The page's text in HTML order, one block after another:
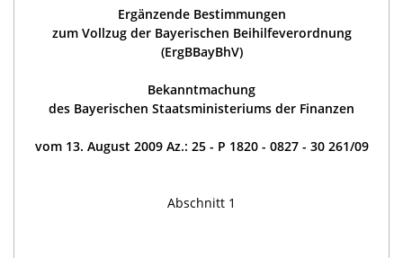
Ergänzende Bestimmungen
zum Vollzug der Bayerischen Beihilfeverordnung
(ErgBBayBhV)
Bekanntmachung
des Bayerischen Staatsministeriums der Finanzen
vom 13. August 2009 Az.: 25 - P 1820 - 0827 - 30 261/09
Abschnitt 1